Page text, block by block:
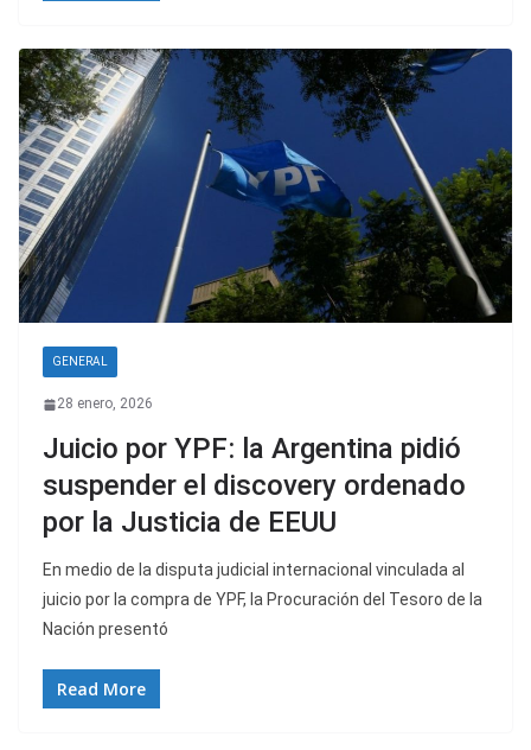
GENERAL
28 enero, 2026
Juicio por YPF: la Argentina pidió
suspender el discovery ordenado
por la Justicia de EEUU
En medio de la disputa judicial internacional vinculada al
juicio por la compra de YPF, la Procuración del Tesoro de la
Nación presentó
Read More